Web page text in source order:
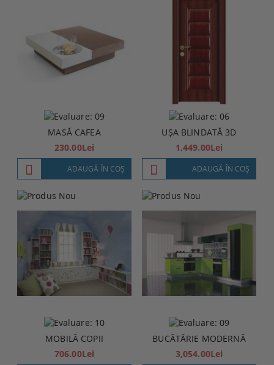
MASĂ CAFEA
230.00Lei
ADAUGĂ ÎN COŞ
UȘA BLINDATĂ 3D
1,449.00Lei
ADAUGĂ ÎN COŞ
MOBILĂ COPII
706.00Lei
BUCĂTĂRIE MODERNĂ
3,054.00Lei